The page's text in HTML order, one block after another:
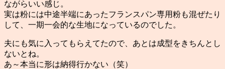
ながらいい感じ。
実は粉には中途半端にあったフランスパン専用粉も混ぜたり
して、一期一会的な生地になっているのでした。
夫にも気に入ってもらえてたので、あとは成型をきちんとし
ないとね。
あ～本当に形は納得行かない（笑）